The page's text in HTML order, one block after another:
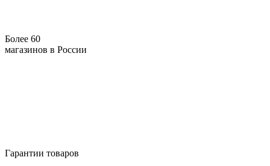
Более 60
магазинов в России
Гарантии товаров